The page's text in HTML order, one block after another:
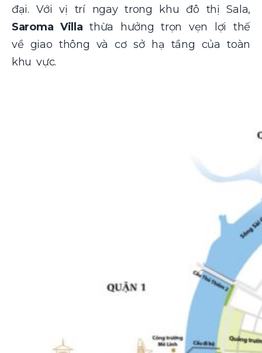
đại. Với vị trí ngay trong khu đô thị Sala,
Saroma Villa thừa hưởng trọn vẹn lợi thế
về giao thông và cơ sở hạ tầng của toàn
khu vực.